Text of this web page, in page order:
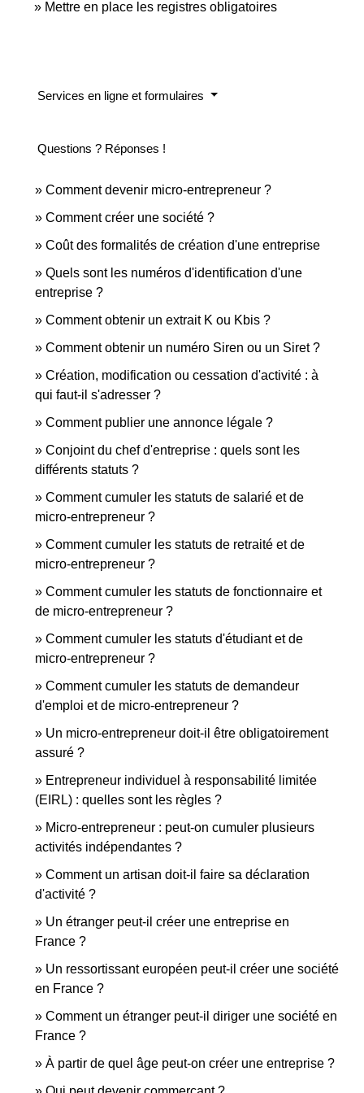
Mettre en place les registres obligatoires
Services en ligne et formulaires
Questions ? Réponses !
Comment devenir micro-entrepreneur ?
Comment créer une société ?
Coût des formalités de création d'une entreprise
Quels sont les numéros d'identification d'une
entreprise ?
Comment obtenir un extrait K ou Kbis ?
Comment obtenir un numéro Siren ou un Siret ?
Création, modification ou cessation d'activité : à
qui faut-il s'adresser ?
Comment publier une annonce légale ?
Conjoint du chef d'entreprise : quels sont les
différents statuts ?
Comment cumuler les statuts de salarié et de
micro-entrepreneur ?
Comment cumuler les statuts de retraité et de
micro-entrepreneur ?
Comment cumuler les statuts de fonctionnaire et
de micro-entrepreneur ?
Comment cumuler les statuts d'étudiant et de
micro-entrepreneur ?
Comment cumuler les statuts de demandeur
d'emploi et de micro-entrepreneur ?
Un micro-entrepreneur doit-il être obligatoirement
assuré ?
Entrepreneur individuel à responsabilité limitée
(EIRL) : quelles sont les règles ?
Micro-entrepreneur : peut-on cumuler plusieurs
activités indépendantes ?
Comment un artisan doit-il faire sa déclaration
d'activité ?
Un étranger peut-il créer une entreprise en
France ?
Un ressortissant européen peut-il créer une société
en France ?
Comment un étranger peut-il diriger une société en
France ?
À partir de quel âge peut-on créer une entreprise ?